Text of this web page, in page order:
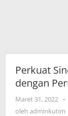
Perkuat
dengan
Maret 31, 2022 -
oleh adminkutim